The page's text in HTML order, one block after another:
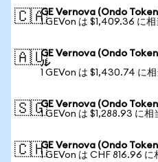
🇨🇦GE Vernova (Ondo
1 GEVon は $1,409.36 に相
🇦🇺GE Vernova (Ondo
ル
1 GEVon は $1,430.74 に相
🇸🇬GE Vernova (Ondo
1 GEVon は $1,288.93 に相
🇨🇭GE Vernova (Ondo
1 GEVon は CHF 816.96 に